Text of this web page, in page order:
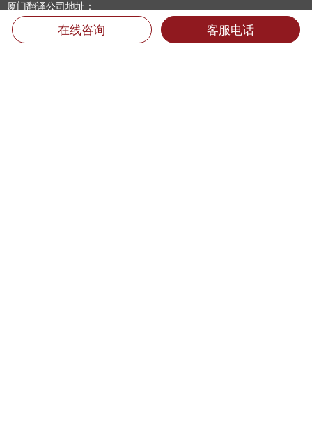
厦门翻译公司地址：
福建省厦门市思明区后埭溪路28号皇达大厦15楼LM单元 (361004)
电话：400-6618-000 （只需市话费）
电话：0592-5185157 5185733 5185681 5185682 5185159
在线咨询 客服电话